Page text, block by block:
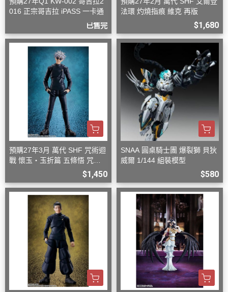
016 正宗哥吉拉 iPASS 一卡通
已售完
法環 灼燒指痕 維克 再版
$1,680
預購27年3月 萬代 SHF 咒術迴
戰 懷玉‧玉折篇 五條悟 咒術
$1,450
SNAA 圓桌騎士團 爆裂獅 貝狄
威爾 1/144 組裝模型
$580